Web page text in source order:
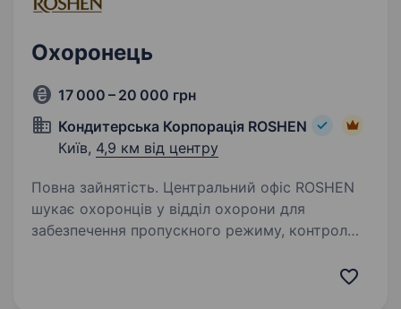
Охоронець
17 000 – 20 000 грн
Кондитерська Корпорація ROSHEN
Київ, 4,9 км від центру
Повна зайнятість. Центральний офіс ROSHEN
шукає охоронців у відділ охорони для
забезпечення пропускного режиму, контролю